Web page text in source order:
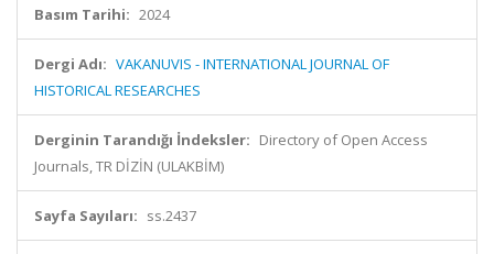
Basım Tarihi: 2024
Dergi Adı: VAKANUVIS - INTERNATIONAL JOURNAL OF
HISTORICAL RESEARCHES
Derginin Tarandığı İndeksler: Directory of Open Access
Journals, TR DİZİN (ULAKBİM)
Sayfa Sayıları: ss.2437